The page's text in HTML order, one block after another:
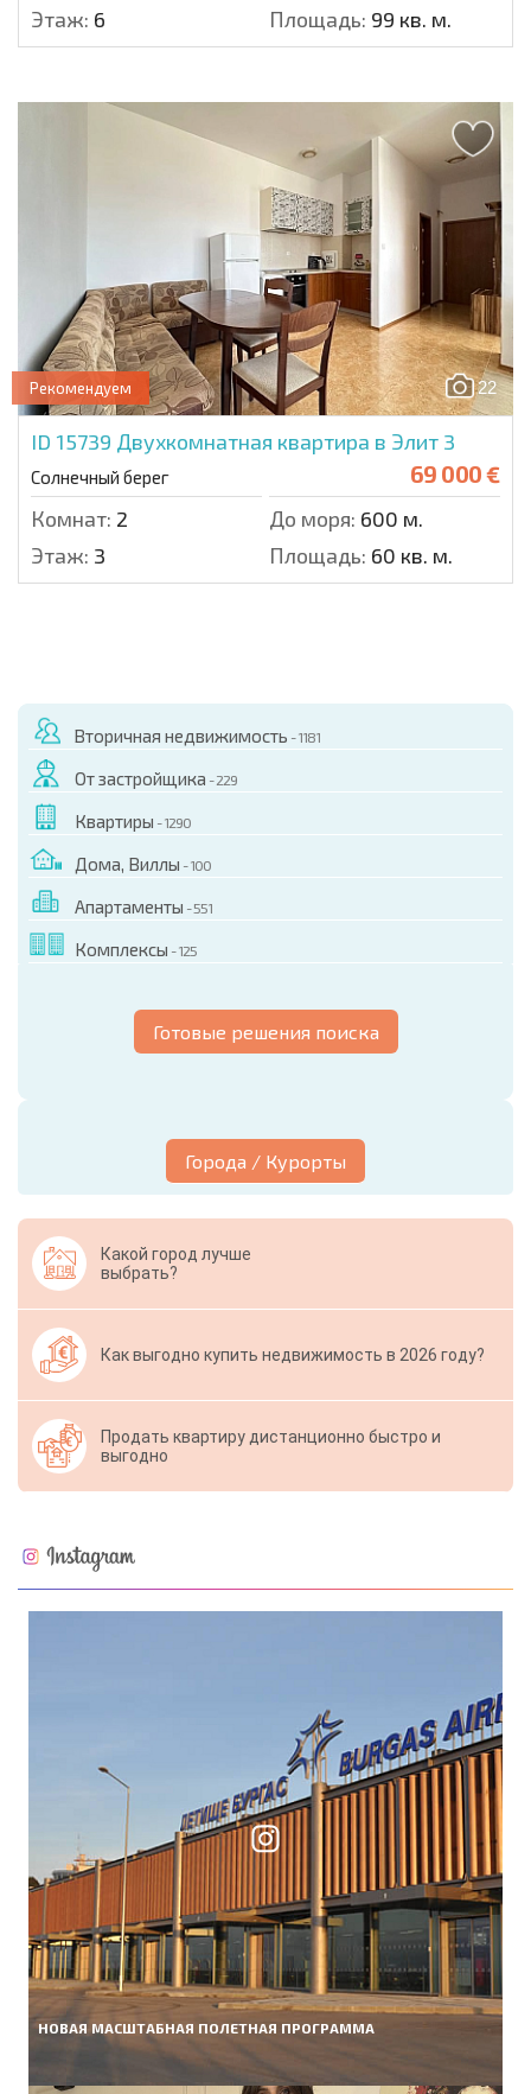
Этаж: 6 Площадь: 99 кв. м.
22
Рекомендуем
ID 15739 Двухкомнатная квартира в Элит 3
Солнечный берег 69 000 €
Комнат: 2 До моря: 600 м.
Этаж: 3 Площадь: 60 кв. м.
Вторичная недвижимость - 1181
От застройщика - 229
Квартиры - 1290
Дома, Виллы - 100
Апартаменты - 551
Комплексы - 125
Готовые решения поиска
Города / Курорты
Какой город лучше
выбрать?
Как выгодно купить недвижимость в 2026 году?
Продать квартиру дистанционно быстро и
выгодно
НОВАЯ МАСШТАБНАЯ ПОЛЕТНАЯ ПРОГРАММА